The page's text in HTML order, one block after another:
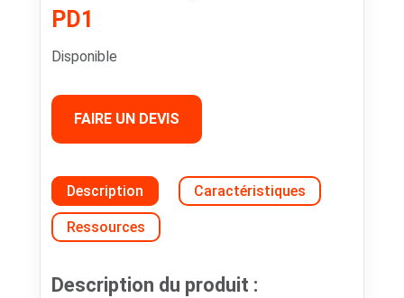
PD1
Disponible
FAIRE UN DEVIS
Description Caractéristiques
Ressources
Description du produit :